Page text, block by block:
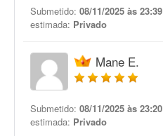
Submetido: 08/11/2025 às 23:39
estimada: Privado
Mane E.
Submetido: 08/11/2025 às 23:20
estimada: Privado